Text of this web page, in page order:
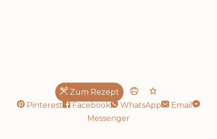
Zum Rezept
Pinterest
Facebook WhatsApp
Email
Messenger